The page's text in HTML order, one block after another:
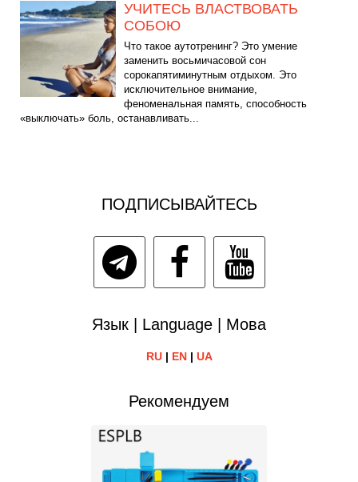
УЧИТЕСЬ ВЛАСТВОВАТЬ
СОБОЮ
Что такое аутотренинг? Это умение
заменить восьмичасовой сон
сорокапятиминутным отдыхом. Это
исключительное внимание,
феноменальная память, способность
«выключать» боль, останавливать...
ПОДПИСЫВАЙТЕСЬ
Язык | Language | Мова
RU| EN| UA
Рекомендуем